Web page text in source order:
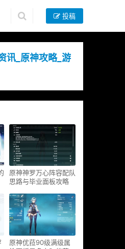
投稿
讯_原神攻略_游
原神神罗万心阵容配队
思路与毕业面板攻略
原神优菈90级满级属